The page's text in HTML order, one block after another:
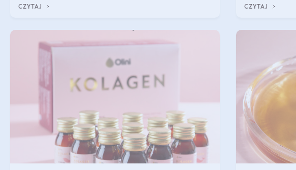
sprawdza się kolagen rybi, a dla wspierania stawów — kolagen
CZYTAJ CZYTAJ